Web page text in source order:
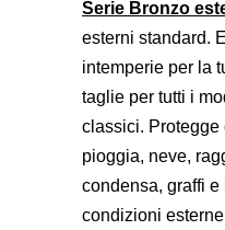
Serie Bronzo
esterni standard.
intemperie per la
taglie per tutti i
classici. Protegge
pioggia, neve,
condensa, graffi
condizioni